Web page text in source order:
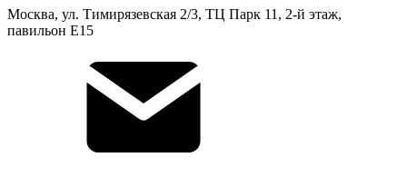
Москва, ул. Тимирязевская 2/3, ТЦ Парк 11, 2-й этаж,
павильон Е15